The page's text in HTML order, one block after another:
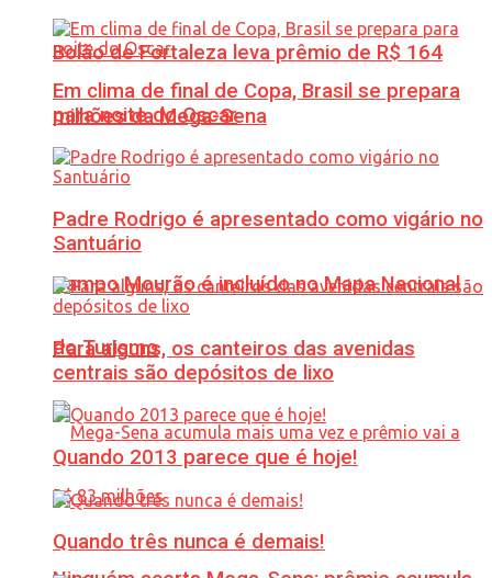
Bolão de Fortaleza leva prêmio de R$ 164
milhões da Mega-Sena
Campo Mourão é incluído no Mapa Nacional
do Turismo
Em clima de final de Copa, Brasil se prepara
para noite do Oscar
Padre Rodrigo é apresentado como vigário no
Santuário
Para alguns, os canteiros das avenidas
centrais são depósitos de lixo
Quando 2013 parece que é hoje!
Quando três nunca é demais!